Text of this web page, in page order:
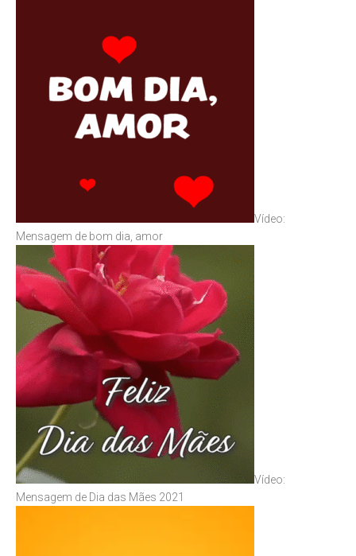
Vídeo:
Mensagem de bom dia, amor
Vídeo:
Mensagem de Dia das Mães 2021